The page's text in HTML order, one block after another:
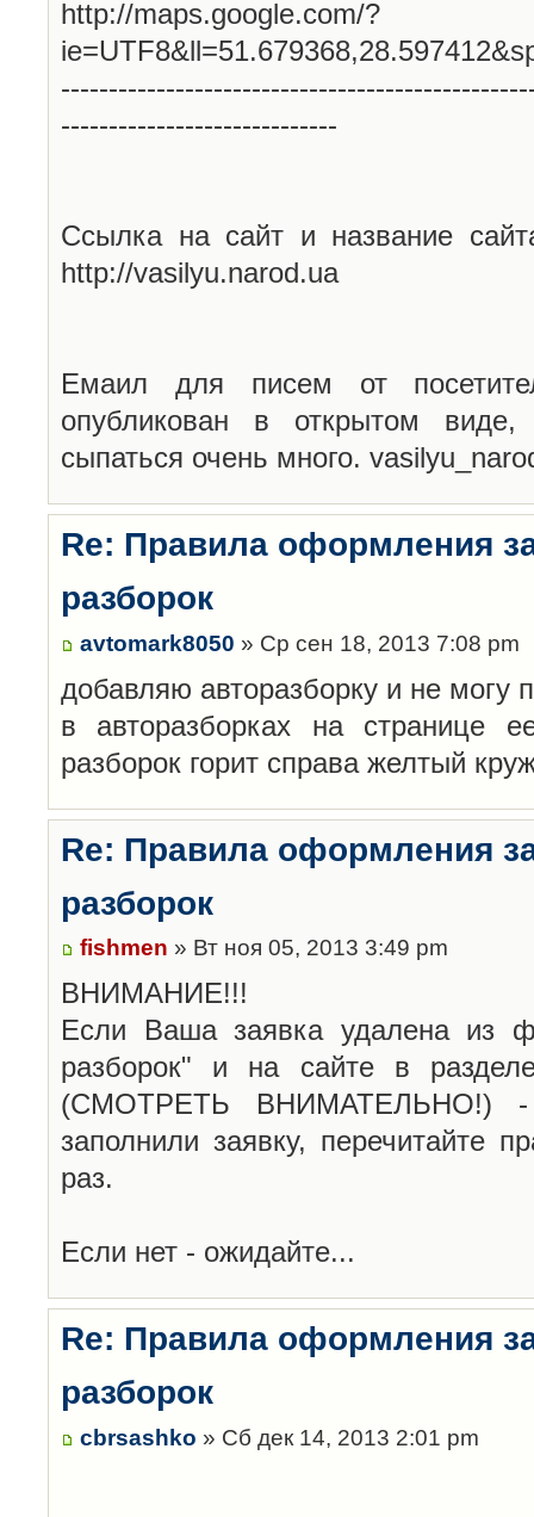
http://maps.google.com/?
-----------------------------
Ссылка на сайт и название
http://vasilyu.narod.ua
Емаил для писем от
опубликован в открытом
сыпаться очень много.
Re: Правила оформления
разборок
avtomark8050 » Ср сен 18, 2013 7:08 pm
добавляю авторазборку и не могу
в авторазборках на странице
разборок горит справа желтый
Re: Правила оформления
разборок
fishmen » Вт ноя 05, 2013 3:49 pm
ВНИМАНИЕ!!!
Если Ваша заявка удалена из
разборок" и на сайте в
(СМОТРЕТЬ ВНИМАТЕЛЬНО!)
заполнили заявку, перечитайте
раз.
Если нет - ожидайте...
Re: Правила оформления
разборок
cbrsashko » Сб дек 14, 2013 2:01 pm